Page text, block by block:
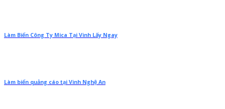
Làm Biển Công Ty Mica Tại Vinh Lấy Ngay
Làm biển quảng cáo tại Vinh Nghệ An